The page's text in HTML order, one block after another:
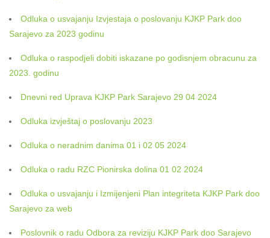
Odluka o usvajanju Izvjestaja o poslovanju KJKP Park doo
Sarajevo za 2023 godinu
Odluka o raspodjeli dobiti iskazane po godisnjem obracunu za
2023. godinu
Dnevni red Uprava KJKP Park Sarajevo 29 04 2024
Odluka izvještaj o poslovanju 2023
Odluka o neradnim danima 01 i 02 05 2024
Odluka o radu RZC Pionirska dolina 01 02 2024
Odluka o usvajanju i Izmijenjeni Plan integriteta KJKP Park doo
Sarajevo za web
Poslovnik o radu Odbora za reviziju KJKP Park doo Sarajevo